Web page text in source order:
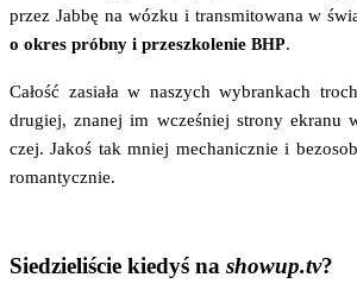
przez Jab­bę na wóz­ku i trans­mi­to­wa­na w
o okres prób­ny i prze­szko­le­nie BHP.
Całość zasia­ła w naszych wybran­kach
dru­giej, zna­nej im wcze­śniej stro­ny ekra­nu
czej. Jakoś tak mniej mecha­nicz­nie i
romantycznie.
Siedzieliście kiedyś na showup.tv?